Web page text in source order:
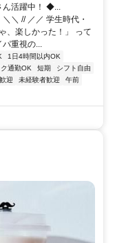
活躍中！ ◆...
＼ // ／／ 学生時代・
、楽しかった！」 って
重視の...
1日4時間以内OK
通勤OK 短期
シフト自由
迎 未経験者歓迎
午前